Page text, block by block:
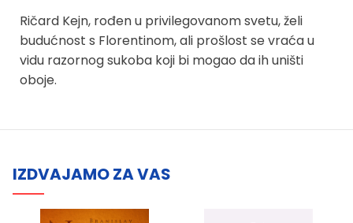
Ričard Kejn, rođen u privilegovanom svetu, želi
budućnost s Florentinom, ali prošlost se vraća u
vidu razornog sukoba koji bi mogao da ih uništi
oboje.
IZDVAJAMO ZA VAS